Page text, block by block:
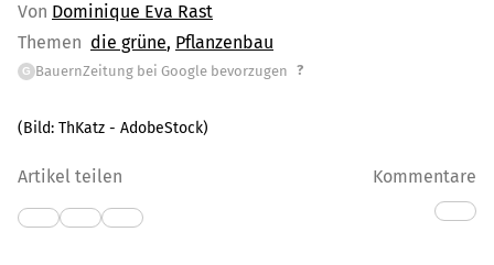
Von Dominique Eva Rast
Themen die grüne Pflanzenbau
G BauernZeitung bei Google bevorzugen ?
(Bild: ThKatz - AdobeStock)
Artikel teilen Kommentare